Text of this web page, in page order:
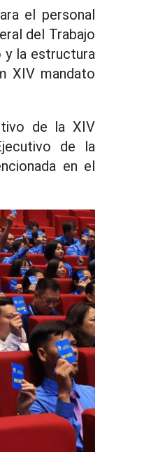
el personal
del Trabajo
y la estructura
XIV mandato
de la XIV
de la
en el